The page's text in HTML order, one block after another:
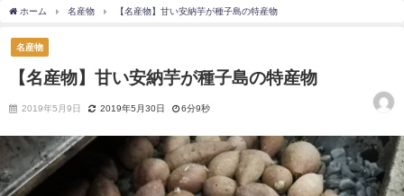
ホーム 名産物 【名産物】甘い安納芋が種子島の特産物
名産物
【名産物】甘い安納芋が種子島の特産物
2019年5月9日 2019年5月30日 6分9秒